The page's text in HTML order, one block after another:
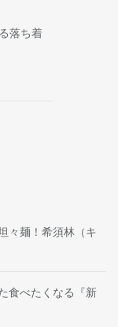
落ち着
々麺！希須林（キ
食べたくなる『新